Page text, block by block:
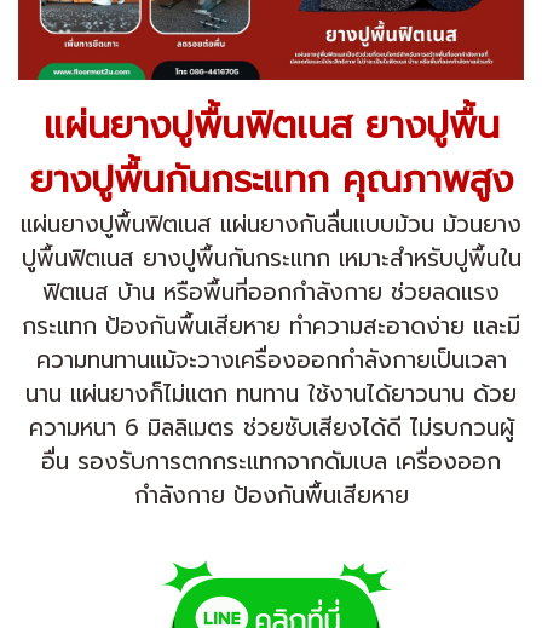
แผ่นยางปูพื้นฟิตเนส ยางปูพื้น
ยางปูพื้นกันกระแทก คุณภาพสูง
แผ่นยางปูพื้นฟิตเนส แผ่นยางกันลื่นแบบม้วน ม้วนยาง
ปูพื้นฟิตเนส ยางปูพื้นกันกระแทก เหมาะสำหรับปูพื้นใน
ฟิตเนส บ้าน หรือพื้นที่ออกกำลังกาย ช่วยลดแรง
กระแทก ป้องกันพื้นเสียหาย ทำความสะอาดง่าย และมี
ความทนทานแม้จะวางเครื่องออกกำลังกายเป็นเวลา
นาน แผ่นยางก็ไม่แตก ทนทาน ใช้งานได้ยาวนาน ด้วย
ความหนา 6 มิลลิเมตร ช่วยซับเสียงได้ดี ไม่รบกวนผู้
อื่น รองรับการตกกระแทกจากดัมเบล เครื่องออก
กำลังกาย ป้องกันพื้นเสียหาย